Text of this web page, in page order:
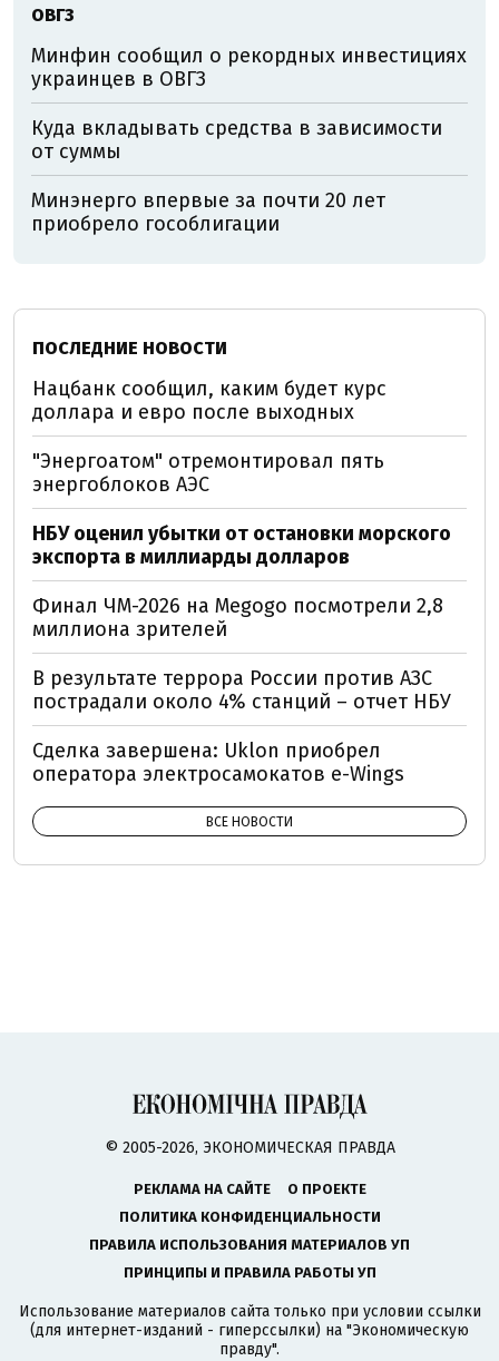
ОВГЗ
Минфин сообщил о рекордных инвестициях
украинцев в ОВГЗ
Куда вкладывать средства в зависимости
от суммы
Минэнерго впервые за почти 20 лет
приобрело гособлигации
ПОСЛЕДНИЕ НОВОСТИ
Нацбанк сообщил, каким будет курс
доллара и евро после выходных
"Энергоатом" отремонтировал пять
энергоблоков АЭС
НБУ оценил убытки от остановки морского
экспорта в миллиарды долларов
Финал ЧМ-2026 на Megogo посмотрели 2,8
миллиона зрителей
В результате террора России против АЗС
пострадали около 4% станций – отчет НБУ
Сделка завершена: Uklon приобрел
оператора электросамокатов e-Wings
ВСЕ НОВОСТИ
© 2005-2026, ЭКОНОМИЧЕСКАЯ ПРАВДА
РЕКЛАМА НА САЙТЕ
О ПРОЕКТЕ
ПОЛИТИКА КОНФИДЕНЦИАЛЬНОСТИ
ПРАВИЛА ИСПОЛЬЗОВАНИЯ МАТЕРИАЛОВ УП
ПРИНЦИПЫ И ПРАВИЛА РАБОТЫ УП
Использование материалов сайта только при условии ссылки
(для интернет-изданий - гиперссылки) на "Экономическую
правду".